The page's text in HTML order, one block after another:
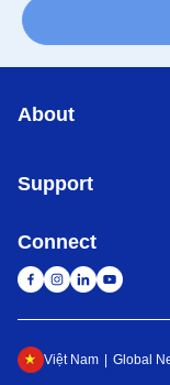
About
Support
Connect
Việt Nam Global